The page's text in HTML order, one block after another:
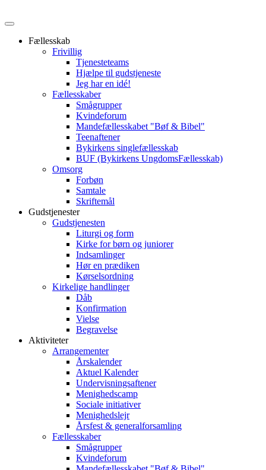
Fællesskab
Frivillig
Tjenesteteams
Hjælpe til gudstjeneste
Jeg har en idé!
Fællesskaber
Smågrupper
Kvindeforum
Mandefællesskabet "Bøf & Bibel"
Teenaftener
Bykirkens singlefællesskab
BUF (Bykirkens UngdomsFællesskab)
Omsorg
Forbøn
Samtale
Skriftemål
Gudstjenester
Gudstjenesten
Liturgi og form
Kirke for børn og juniorer
Indsamlinger
Hør en prædiken
Kørselsordning
Kirkelige handlinger
Dåb
Konfirmation
Vielse
Begravelse
Aktiviteter
Arrangementer
Årskalender
Aktuel Kalender
Undervisningsaftener
Menighedscamp
Sociale initiativer
Menighedslejr
Årsfest & generalforsamling
Fællesskaber
Smågrupper
Kvindeforum